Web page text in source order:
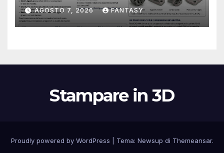
meno token
AGOSTO 7, 2026 FANTASY
Stampare in 3D
Proudly powered by WordPress Tema: Newsup di Themeansar.